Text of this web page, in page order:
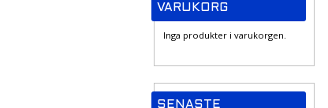
VARUKORG
Inga produkter i varukorgen.
SENASTE